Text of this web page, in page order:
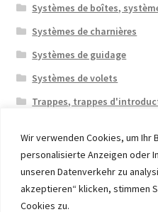
Wir verwenden Cookies, um
personalisierte Anzeigen oder
unseren Datenverkehr zu
akzeptieren“ klicken, stimmen
Cookies zu.
Systèmes de boîtes,
Systèmes de charnières
Systèmes de guidage
Systèmes de volets
Trappes, trappes
© 2026 Eruon Trade UG,